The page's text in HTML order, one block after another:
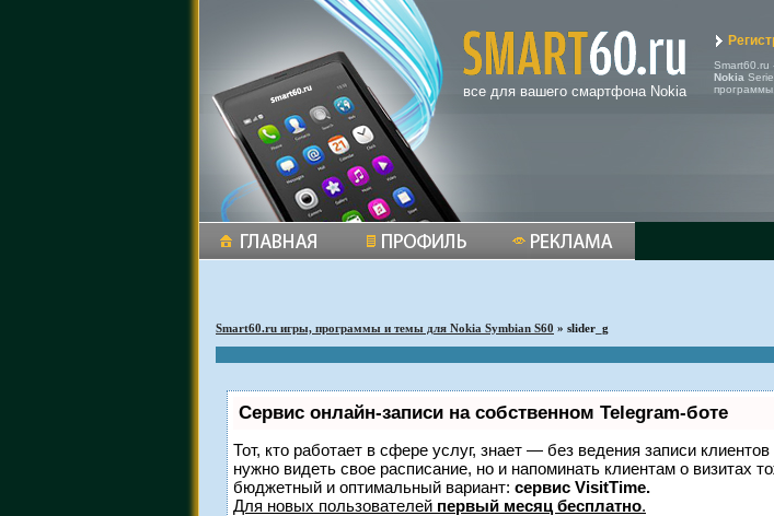
все для вашего смартфона Nokia
Smart60.ru
Nokia
Smart60.ru игры, программы и темы для Nokia Symbian S60 » slider_g
Сервис онлайн-записи на собственном Telegram-боте
Тот, кто работает в сфере услуг, знает — без ведения записи
нужно видеть свое расписание, но и напоминать клиентам о визитах
бюджетный и оптимальный вариант: сервис VisitTime.
Для новых пользователей первый месяц бесплатно.